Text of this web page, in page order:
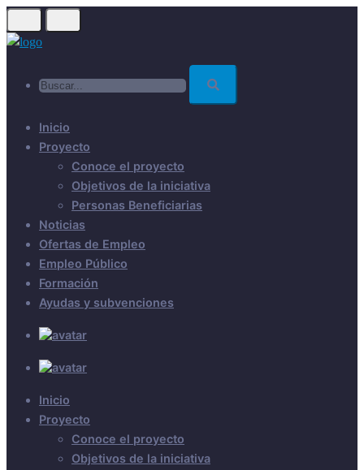
Skip
to
Inicio
Proyecto
Conoce el proyecto
Objetivos de la iniciativa
Personas Beneficiarias
Noticias
Ofertas de Empleo
Empleo Público
Formación
Ayudas y subvenciones
Inicio
Proyecto
Conoce el proyecto
Objetivos de la iniciativa